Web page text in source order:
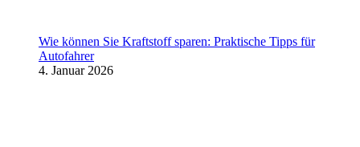
Wie können Sie Kraftstoff sparen: Praktische Tipps für
Autofahrer
4. Januar 2026